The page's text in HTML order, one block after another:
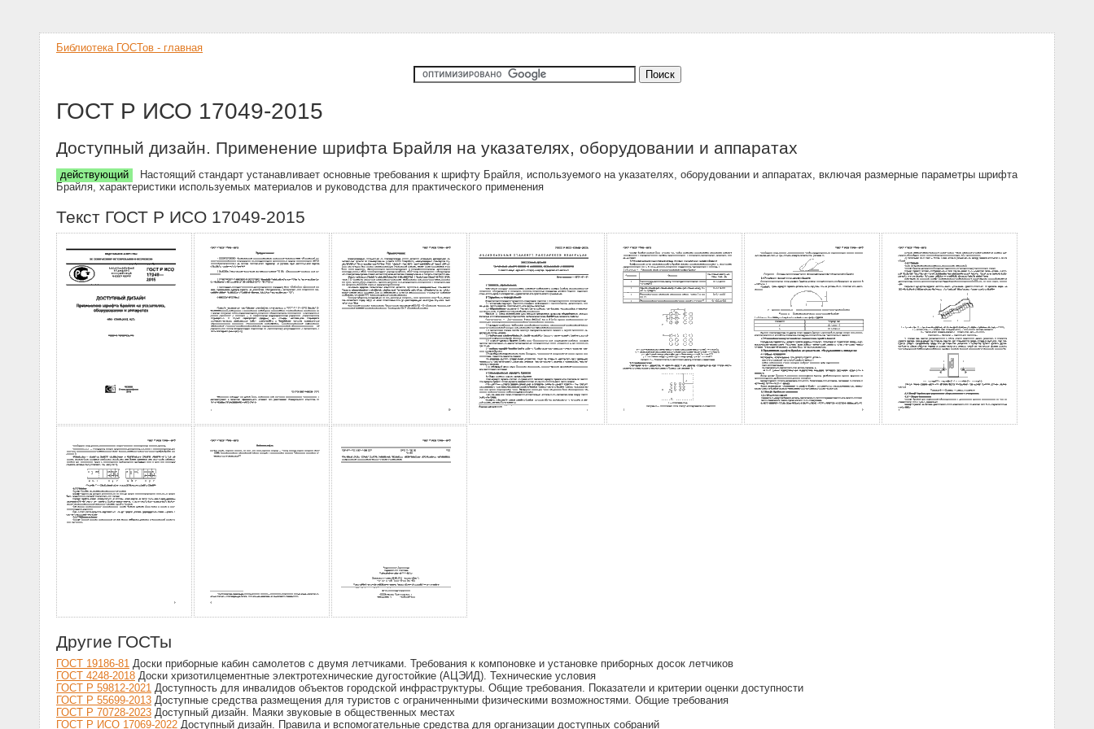
Библиотека ГОСТов - главная
ГОСТ Р ИСО 17049-2015
Доступный дизайн. Применение шрифта Брайля на указателях, оборудовании и аппаратах
действующий
Настоящий стандарт устанавливает основные требования к шрифту Брайля, используемого на указателях, оборудовании и аппаратах, включая размерные параметры шрифта
Брайля, характеристики используемых материалов и руководства для практического применения
Текст ГОСТ Р ИСО 17049-2015
Другие ГОСТы
ГОСТ 19186-81 Доски приборные кабин самолетов с двумя летчиками. Требования к компоновке и установке приборных досок летчиков
ГОСТ 4248-2018 Доски хризотилцементные электротехнические дугостойкие (АЦЭИД). Технические условия
ГОСТ Р 59812-2021 Доступность для инвалидов объектов городской инфраструктуры. Общие требования. Показатели и критерии оценки доступности
ГОСТ Р 55699-2013 Доступные средства размещения для туристов с ограниченными физическими возможностями. Общие требования
ГОСТ Р 70728-2023 Доступный дизайн. Маяки звуковые в общественных местах
ГОСТ Р ИСО 17069-2022 Доступный дизайн. Правила и вспомогательные средства для организации доступных собраний